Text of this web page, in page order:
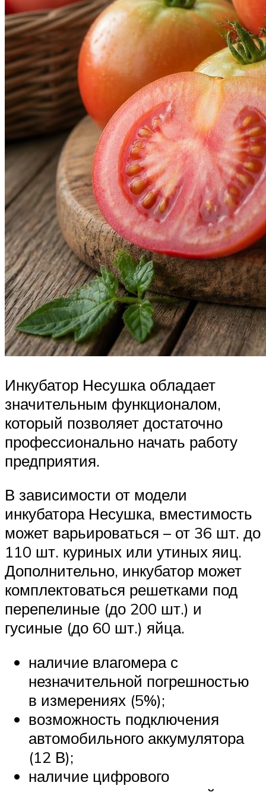
Инкубатор Несушка обладает
значительным функционалом,
который позволяет достаточно
профессионально начать работу
предприятия.
В зависимости от модели
инкубатора Несушка, вместимость
может варьироваться – от 36 шт. до
110 шт. куриных или утиных яиц.
Дополнительно, инкубатор может
комплектоваться решетками под
перепелиные (до 200 шт.) и
гусиные (до 60 шт.) яйца.
наличие влагомера с
незначительной погрешностью
в измерениях (5%);
возможность подключения
автомобильного аккумулятора
(12 В);
наличие цифрового